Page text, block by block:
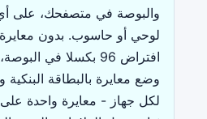
والبوصة في متصفحك، على
لوحي أو حاسوب. بدون معايرة
افتراض 96 بكسلا في